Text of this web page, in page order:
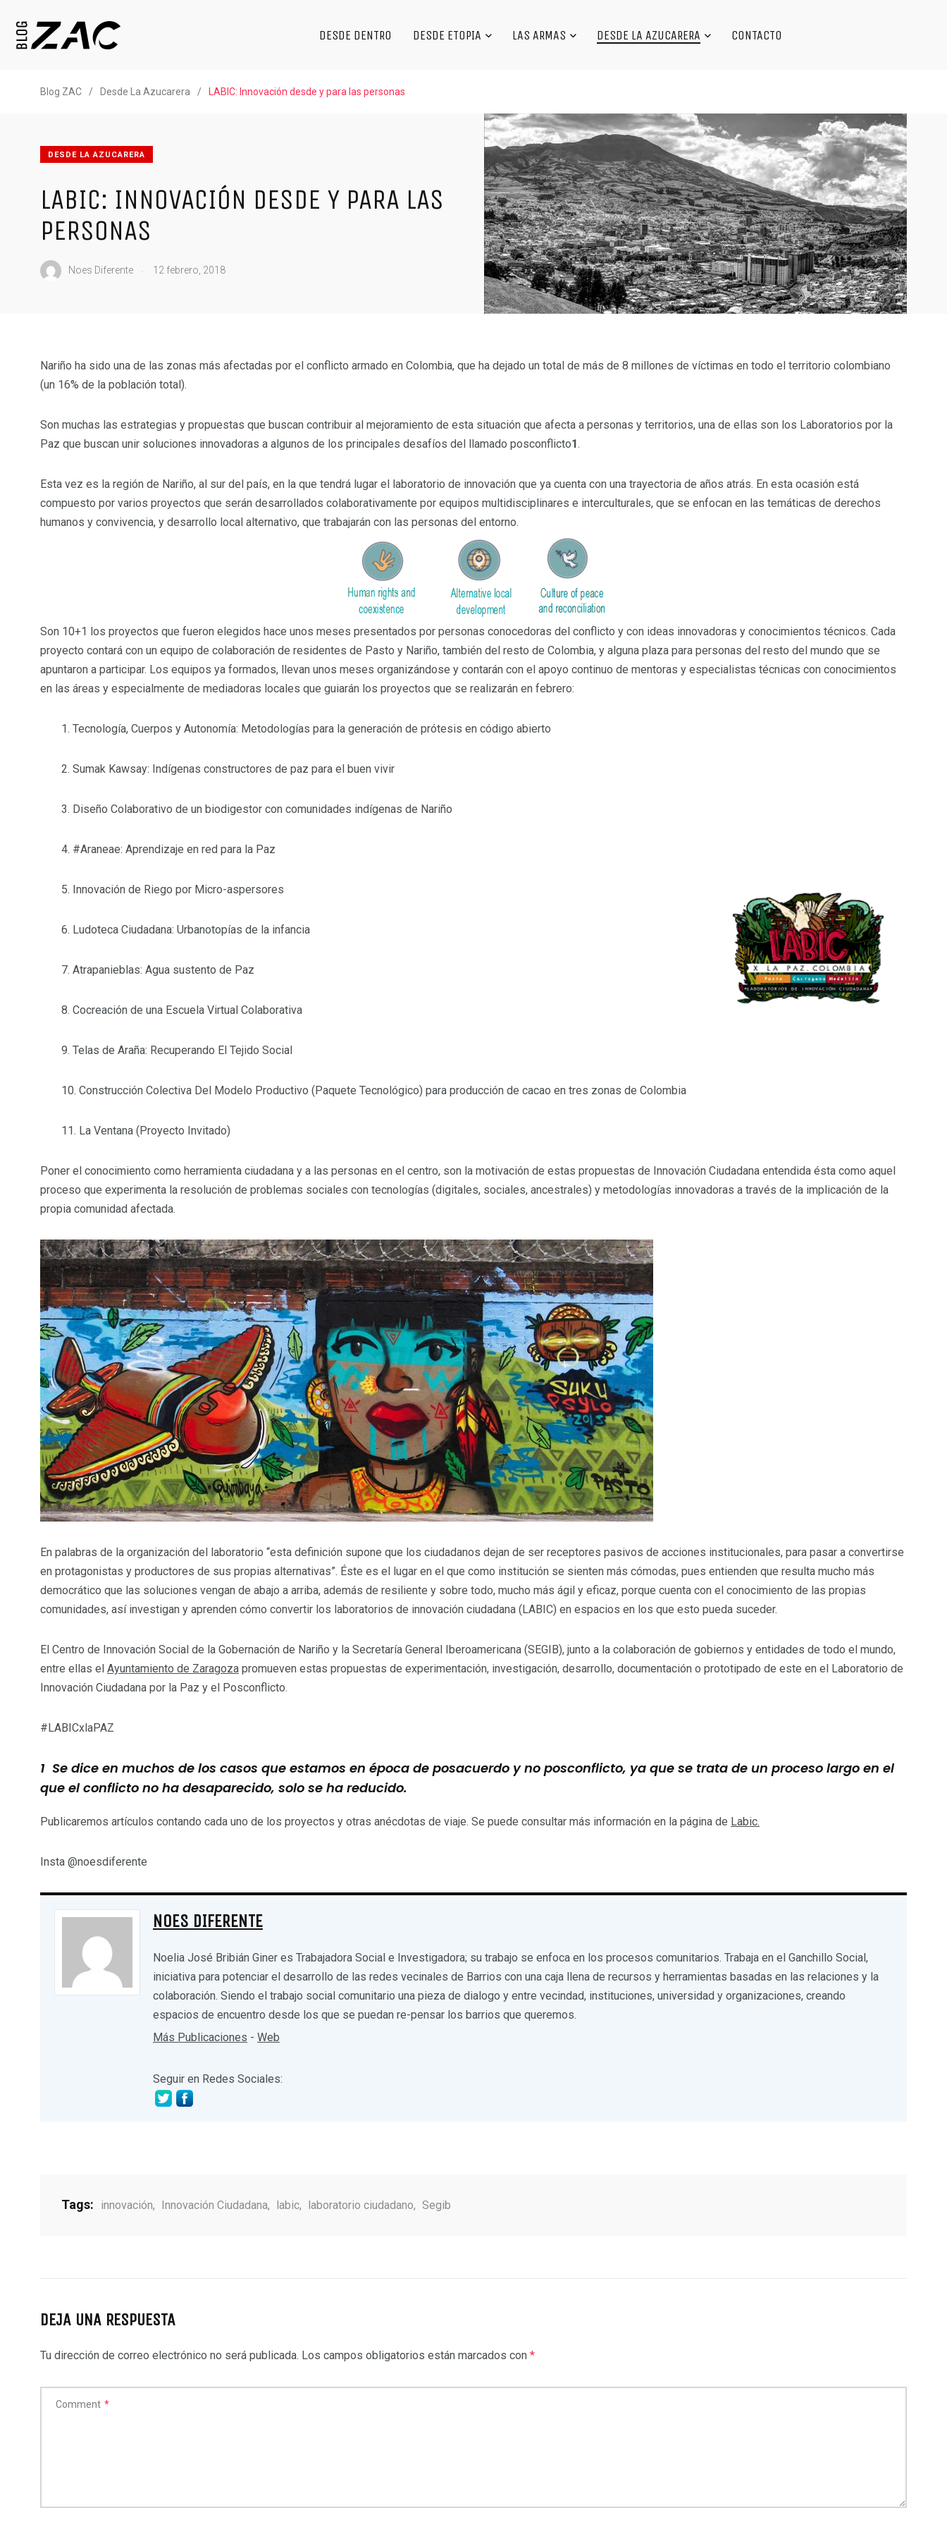
DESDE DENTRO DESDE ETOPIA LAS ARMAS DESDE LA AZUCARERA CONTACTO
Blog ZAC / Desde La Azucarera / LABIC: Innovación desde y para las personas
DESDE LA AZUCARERA
LABIC: INNOVACIÓN DESDE Y PARA LAS
PERSONAS
Noes Diferente . 12 febrero, 2018
Nariño ha sido una de las zonas más afectadas por el conflicto armado en Colombia, que ha dejado un total de más de 8 millones de víctimas en todo el territorio colombiano
(un 16% de la población total).
Son muchas las estrategias y propuestas que buscan contribuir al mejoramiento de esta situación que afecta a personas y territorios, una de ellas son los Laboratorios por la
Paz que buscan unir soluciones innovadoras a algunos de los principales desafíos del llamado posconflicto1.
Esta vez es la región de Nariño, al sur del país, en la que tendrá lugar el laboratorio de innovación que ya cuenta con una trayectoria de años atrás. En esta ocasión está
compuesto por varios proyectos que serán desarrollados colaborativamente por equipos multidisciplinares e interculturales, que se enfocan en las temáticas de derechos
humanos y convivencia, y desarrollo local alternativo, que trabajarán con las personas del entorno.
Son 10+1 los proyectos que fueron elegidos hace unos meses presentados por personas conocedoras del conflicto y con ideas innovadoras y conocimientos técnicos. Cada
proyecto contará con un equipo de colaboración de residentes de Pasto y Nariño, también del resto de Colombia, y alguna plaza para personas del resto del mundo que se
apuntaron a participar. Los equipos ya formados, llevan unos meses organizándose y contarán con el apoyo continuo de mentoras y especialistas técnicas con conocimientos
en las áreas y especialmente de mediadoras locales que guiarán los proyectos que se realizarán en febrero:
1. Tecnología, Cuerpos y Autonomía: Metodologías para la generación de prótesis en código abierto
2. Sumak Kawsay: Indígenas constructores de paz para el buen vivir
3. Diseño Colaborativo de un biodigestor con comunidades indígenas de Nariño
4. #Araneae: Aprendizaje en red para la Paz
5. Innovación de Riego por Micro-aspersores
6. Ludoteca Ciudadana: Urbanotopías de la infancia
7. Atrapanieblas: Agua sustento de Paz
8. Cocreación de una Escuela Virtual Colaborativa
9. Telas de Araña: Recuperando El Tejido Social
10. Construcción Colectiva Del Modelo Productivo (Paquete Tecnológico) para producción de cacao en tres zonas de Colombia
11. La Ventana (Proyecto Invitado)
Poner el conocimiento como herramienta ciudadana y a las personas en el centro, son la motivación de estas propuestas de Innovación Ciudadana entendida ésta como aquel
proceso que experimenta la resolución de problemas sociales con tecnologías (digitales, sociales, ancestrales) y metodologías innovadoras a través de la implicación de la
propia comunidad afectada.
En palabras de la organización del laboratorio “esta definición supone que los ciudadanos dejan de ser receptores pasivos de acciones institucionales, para pasar a convertirse
en protagonistas y productores de sus propias alternativas”. Éste es el lugar en el que como institución se sienten más cómodas, pues entienden que resulta mucho más
democrático que las soluciones vengan de abajo a arriba, además de resiliente y sobre todo, mucho más ágil y eficaz, porque cuenta con el conocimiento de las propias
comunidades, así investigan y aprenden cómo convertir los laboratorios de innovación ciudadana (LABIC) en espacios en los que esto pueda suceder.
El Centro de Innovación Social de la Gobernación de Nariño y la Secretaría General Iberoamericana (SEGIB), junto a la colaboración de gobiernos y entidades de todo el mundo,
entre ellas el Ayuntamiento de Zaragoza promueven estas propuestas de experimentación, investigación, desarrollo, documentación o prototipado de este en el Laboratorio de
Innovación Ciudadana por la Paz y el Posconflicto.
#LABICxlaPAZ
1 Se dice en muchos de los casos que estamos en época de posacuerdo y no posconflicto, ya que se trata de un proceso largo en el
que el conflicto no ha desaparecido, solo se ha reducido.
Publicaremos artículos contando cada uno de los proyectos y otras anécdotas de viaje. Se puede consultar más información en la página de Labic.
Insta @noesdiferente
NOES DIFERENTE
Noelia José Bribián Giner es Trabajadora Social e Investigadora; su trabajo se enfoca en los procesos comunitarios. Trabaja en el Ganchillo Social,
iniciativa para potenciar el desarrollo de las redes vecinales de Barrios con una caja llena de recursos y herramientas basadas en las relaciones y la
colaboración. Siendo el trabajo social comunitario una pieza de dialogo y entre vecindad, instituciones, universidad y organizaciones, creando
espacios de encuentro desde los que se puedan re-pensar los barrios que queremos.
Más Publicaciones - Web
Seguir en Redes Sociales:
Tags: innovación, Innovación Ciudadana, labic, laboratorio ciudadano, Segib
DEJA UNA RESPUESTA
Tu dirección de correo electrónico no será publicada. Los campos obligatorios están marcados con *
Comment *